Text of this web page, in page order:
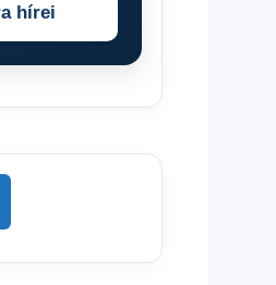
hírei